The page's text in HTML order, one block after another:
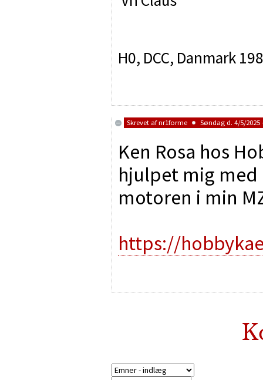
H0, DCC, Danmark
Skrevet afnr1forme Søndag d. 4/5/2025
Ken Rosa hos
hjulpet mig med
motoren i min
https://